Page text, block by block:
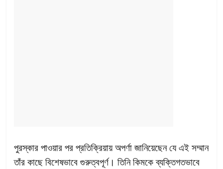
পুরস্কার পাওয়ার পর প্রতিক্রিয়ায় অপর্ণা জানিয়েছেন যে এই সম্মান
তাঁর কাছে বিশেষভাবে গুরুত্বপূর্ণ। তিনি কিমকে ব্যক্তিগতভাবে